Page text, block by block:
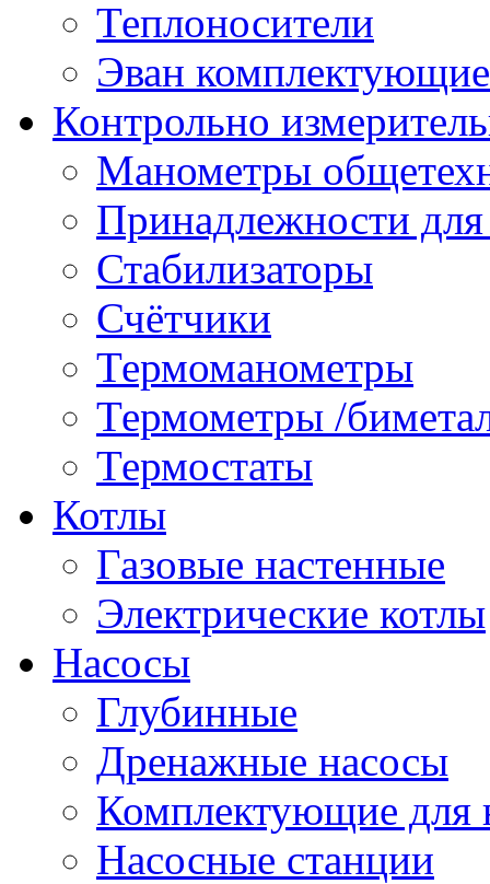
Теплоносители
Эван комплектующие
Контрольно
Манометры
Принадлежности
Стабилизаторы
Счётчики
Термоманометры
Термометры /
Термостаты
Котлы
Газовые настенные
Электрические котлы
Насосы
Глубинные
Дренажные насосы
Комплектующие для
Насосные станции